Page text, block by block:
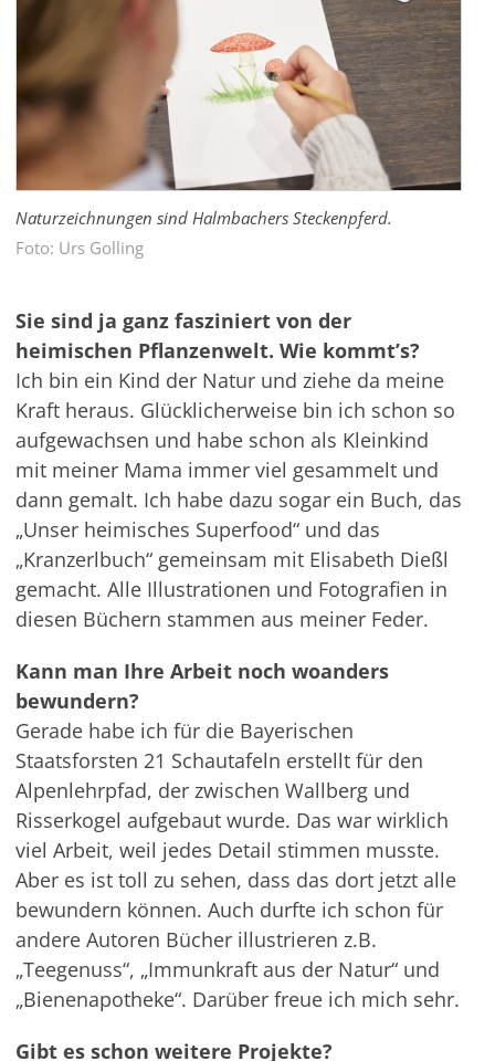
Naturzeichnungen sind Halmbachers Steckenpferd.
Foto: Urs Golling
Sie sind ja ganz fasziniert von der
heimischen Pflanzenwelt. Wie kommt’s?
Ich bin ein Kind der Natur und ziehe da meine
Kraft heraus. Glücklicherweise bin ich schon so
aufgewachsen und habe schon als Kleinkind
mit meiner Mama immer viel gesammelt und
dann gemalt. Ich habe dazu sogar ein Buch, das
„Unser heimisches Superfood“ und das
„Kranzerlbuch“ gemeinsam mit Elisabeth Dießl
gemacht. Alle Illustrationen und Fotografien in
diesen Büchern stammen aus meiner Feder.
Kann man Ihre Arbeit noch woanders
bewundern?
Gerade habe ich für die Bayerischen
Staatsforsten 21 Schautafeln erstellt für den
Alpenlehrpfad, der zwischen Wallberg und
Risserkogel aufgebaut wurde. Das war wirklich
viel Arbeit, weil jedes Detail stimmen musste.
Aber es ist toll zu sehen, dass das dort jetzt alle
bewundern können. Auch durfte ich schon für
andere Autoren Bücher illustrieren z.B.
„Teegenuss“, „Immunkraft aus der Natur“ und
„Bienenapotheke“. Darüber freue ich mich sehr.
Gibt es schon weitere Projekte?